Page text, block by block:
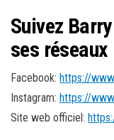
Suivez
ses réseaux
Facebook: https://
​Instagram: https://
Site web officiel: